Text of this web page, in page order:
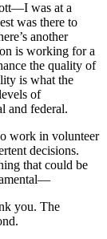
was at a
was there to
another
is working for a
the quality of
is what the
of
and federal.
work in volunteer
decisions.
that could be
you. The